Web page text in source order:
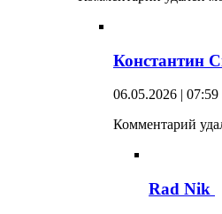
Константин
06.05.2026 | 07:59
Комментарий
Rad Nik